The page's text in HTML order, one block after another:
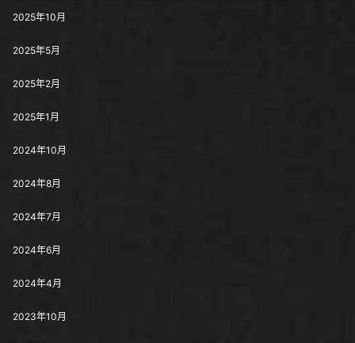
2025年10月
2025年5月
2025年2月
2025年1月
2024年10月
2024年8月
2024年7月
2024年6月
2024年4月
2023年10月